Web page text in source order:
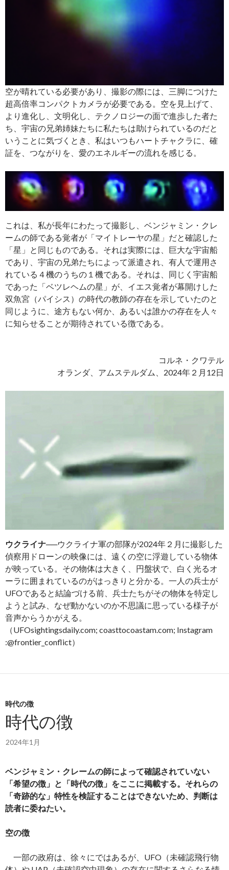
空が晴れている必要があり、撮影の際には、三脚につけた
超高倍率コンパクトカメラが必要である。空を見上げて、
より進化し、文明化し、テクノロジーの面で進歩した者た
ち、宇宙の兄弟姉妹たちに私たちは助けられているのだと
いうことに気づくとき、私はいつもハートチャクラに、確
証を、つながりを、愛のエネルギーの流れを感じる。
これは、私が長年にわたって撮影し、ベンジャミン・クレ
ームの師である覚者が「マイトレーヤの星」だと確認した
「星」と同じものである。それは実際には、巨大な宇宙船
であり、宇宙の兄弟たちによって派遣され、有人で運用さ
れている４機のうちの１機である。それは、同じく宇宙船
であった「ベツレヘムの星」が、イエス覚者が幕開けした
双魚宮（パイシス）の時代の教師の存在を示していたのと
同じように、途方もない何か、あるいは誰かの存在を人々
に知らせることが期待されている徴である。
コルネ・クワテル
オランダ、アムステルダム、2024年２月12日
ウクライナ──ウクライナ軍の部隊が2024年２月に撮影した
偵察用ドローンの映像には、遠くの空に浮遊している物体
が映っている。その物体は大きく、円盤状で、白く光るオ
ーラに囲まれているのがはっきりと分かる。一人の兵士が
UFOであると結論づける前、兵士たちがその物体を特定し
ようと試み、なぜ動かないのか不思議に思っている様子が
音声からうかがえる。
（UFOsightingsdaily.com; coasttocoastam.com; Instagram
:@frontier_conflict）
時代の徴
時代の徴
2024年1月
ベンジャミン・クレームの師によって確認されていない
「希望の徴」と「時代の徴」をここに掲載する。それらの
「奇跡的な」特性を検証することはできないため、判断は
読者に委ねたい。
空の徴
一部の政府は、徐々にではあるが、UFO（未確認飛行物